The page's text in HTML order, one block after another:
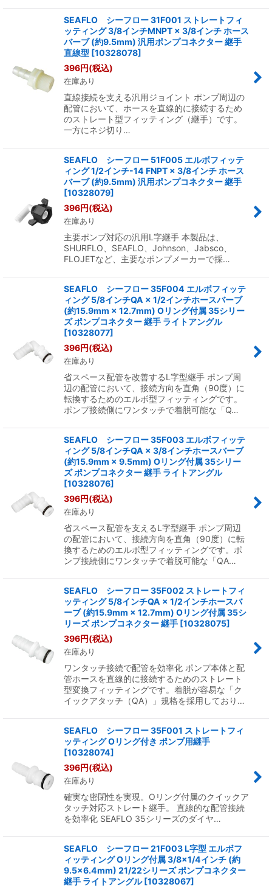
SEAFLO シーフロー 31F001 ストレートフィ
ッティング 3/8インチMNPT × 3/8インチ ホース
バーブ (約9.5mm) 汎用ポンプコネクター 継手
直線型 [10328078]
396円(税込)
在庫あり
直線接続を支える汎用ジョイント ポンプ周辺の
配管において、ホースを直線的に接続するため
のストレート型フィッティング（継手）です。
一方にネジ切り…
SEAFLO シーフロー 51F005 エルボフィッテ
ィング 1/2インチ-14 FNPT × 3/8インチ ホース
バーブ (約9.5mm) 汎用ポンプコネクター 継手
[10328079]
396円(税込)
在庫あり
主要ポンプ対応の汎用L字継手 本製品は、
SHURFLO、SEAFLO、Johnson、Jabsco、
FLOJETなど、主要なポンプメーカーで採…
SEAFLO シーフロー 35F004 エルボフィッテ
ィング 5/8インチQA × 1/2インチホースバーブ
(約15.9mm × 12.7mm) Oリング付属 35シリー
ズ ポンプコネクター 継手 ライトアングル
[10328077]
396円(税込)
在庫あり
省スペース配管を改善するL字型継手 ポンプ周
辺の配管において、接続方向を直角（90度）に
転換するためのエルボ型フィッティングです。
ポンプ接続側にワンタッチで着脱可能な「Q…
SEAFLO シーフロー 35F003 エルボフィッテ
ィング 5/8インチQA × 3/8インチホースバーブ
(約15.9mm × 9.5mm) Oリング付属 35シリー
ズ ポンプコネクター 継手 ライトアングル
[10328076]
396円(税込)
在庫あり
省スペース配管を支えるL字型継手 ポンプ周辺
の配管において、接続方向を直角（90度）に転
換するためのエルボ型フィッティングです。ポ
ンプ接続側にワンタッチで着脱可能な「QA…
SEAFLO シーフロー 35F002 ストレートフィ
ッティング 5/8インチQA × 1/2インチホースバ
ーブ (約15.9mm × 12.7mm) Oリング付属 35シ
リーズ ポンプコネクター 継手 [10328075]
396円(税込)
在庫あり
ワンタッチ接続で配管を効率化 ポンプ本体と配
管ホースを直線的に接続するためのストレート
型変換フィッティングです。着脱が容易な「ク
イックアタッチ（QA）」規格を採用しており…
SEAFLO シーフロー 35F001 ストレートフィ
ッティング Oリング付き ポンプ用継手
[10328074]
396円(税込)
在庫あり
確実な密閉性を実現。Oリング付属のクイックア
タッチ対応ストレート継手。 直線的な配管接続
を効率化 SEAFLO 35シリーズのダイヤ…
SEAFLO シーフロー 21F003 L字型 エルボフ
ィッティング Oリング付属 3/8×1/4インチ (約
9.5×6.4mm) 21/22シリーズ ポンプコネクター
継手 ライトアングル [10328067]